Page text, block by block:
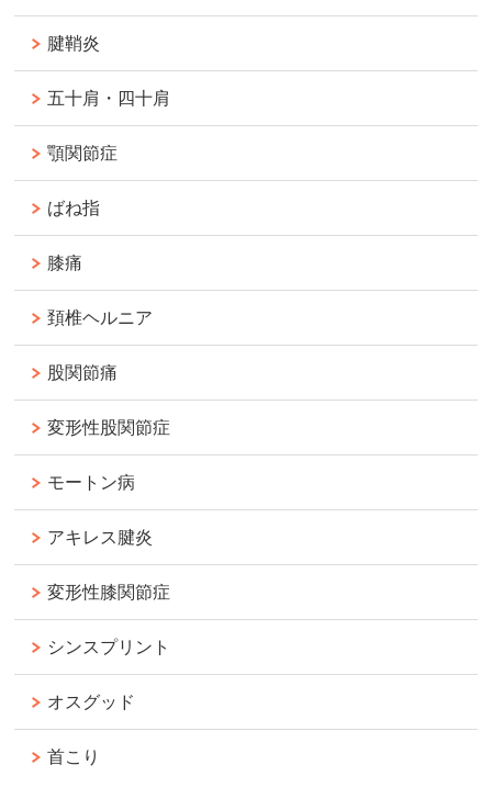
腱鞘炎
五十肩・四十肩
顎関節症
ばね指
膝痛
頚椎ヘルニア
股関節痛
変形性股関節症
モートン病
アキレス腱炎
変形性膝関節症
シンスプリント
オスグッド
首こり